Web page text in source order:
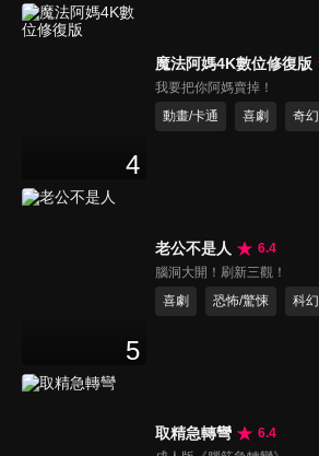
4
魔法阿媽4K數位修復版
我要把你阿媽賣掉！
動畫/卡通
喜劇 奇幻
5
老公不是人
6.4
腦洞大開！刷新三觀！
喜劇
恐怖/驚悚 科幻
取精急轉彎
6.4